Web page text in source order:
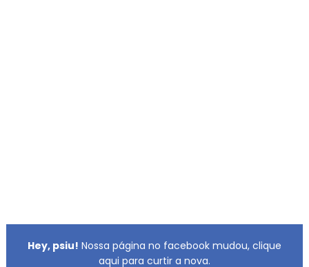
Hey, psiu! Nossa página no facebook mudou, clique
aqui para curtir a nova.